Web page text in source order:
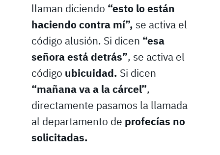
llaman diciendo “esto lo están
haciendo contra mí”, se activa el
código alusión. Si dicen “esa
señora está detrás”, se activa el
código ubicuidad. Si dicen
“mañana va a la cárcel”,
directamente pasamos la llamada
al departamento de profecías no
solicitadas.